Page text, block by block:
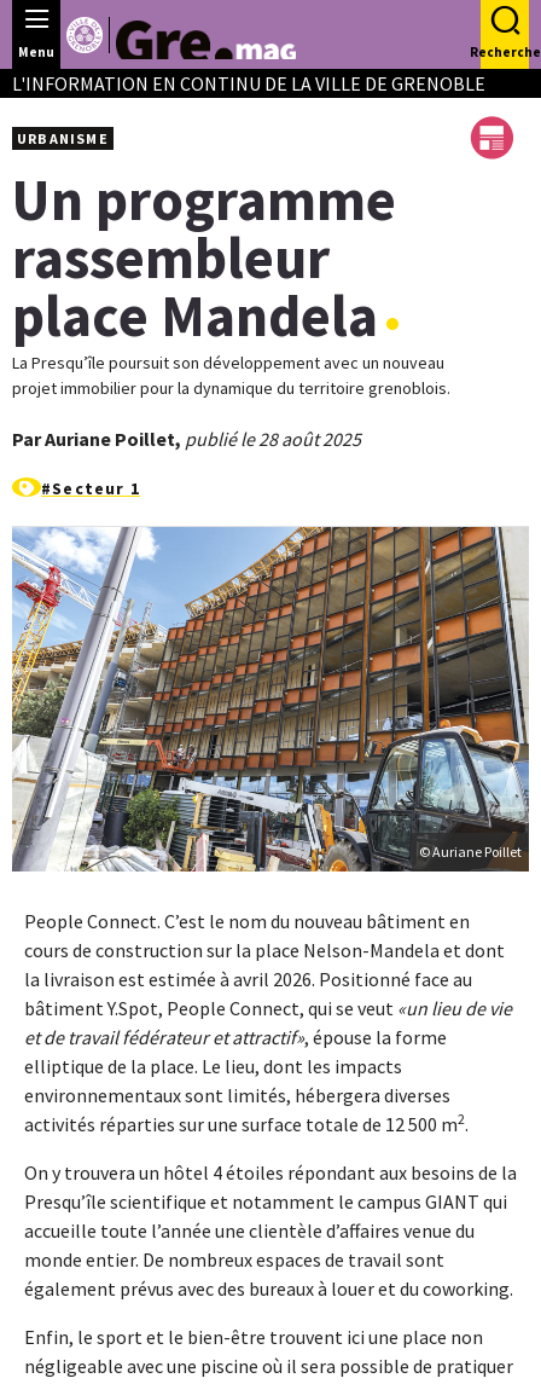
Panneau de gestion des cookies
Menu Recherche
L'INFORMATION EN CONTINU DE LA VILLE DE GRENOBLE
© Auriane Poillet
Un programme
rassembleur
place Mandela
La Presqu’île poursuit son développement avec un nouveau
projet immobilier pour la dynamique du territoire grenoblois.
URBANISME
Par Auriane Poillet, publié le 28 août 2025
#Secteur 1
People Connect. C’est le nom du nouveau bâtiment en
cours de construction sur la place Nelson-Mandela et dont
la livraison est estimée à avril 2026. Positionné face au
bâtiment Y.Spot, People Connect, qui se veut un lieu de vie
et de travail fédérateur et attractif , épouse la forme
elliptique de la place. Le lieu, dont les impacts
environnementaux sont limités, hébergera diverses
activités réparties sur une surface totale de 12 500 m2.
On y trouvera un hôtel 4 étoiles répondant aux besoins de la
Presqu’île scientifique et notamment le campus GIANT qui
accueille toute l’année une clientèle d’affaires venue du
monde entier. De nombreux espaces de travail sont
également prévus avec des bureaux à louer et du coworking.
Enfin, le sport et le bien-être trouvent ici une place non
négligeable avec une piscine où il sera possible de pratiquer